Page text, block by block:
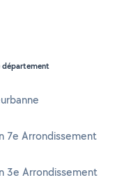
département
7e Arrondissement
3e Arrondissement